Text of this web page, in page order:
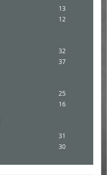
13
12
32
37
25
16
31
30